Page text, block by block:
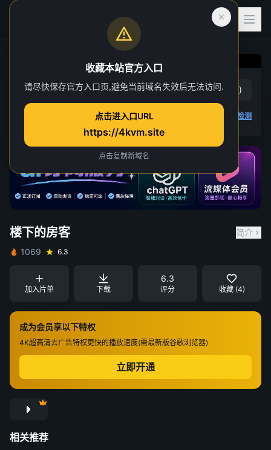
请先登录并开通VIP会员
重试 关闭
楼下的房客 赞(0) 踩 )
4K 视频无法播放 播放检测
楼下的房客
简介
1069
6.3
加入片单 下载
6.3
评分 收藏 (4)
成为会员享以下特权
4K超高清去广告特权更快的播放速度(需最新版谷歌浏览器)
立即开通
相关推荐
蜘蛛侠：英雄归来
收藏本站官方入口
请尽快保存官方入口页,避免当前域名失效后无法访问.
点击进入口URL
https://4kvm.site
点击复制新域名